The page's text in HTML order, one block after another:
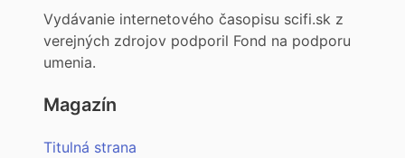
Vydávanie internetového časopisu scifi.sk z
verejných zdrojov podporil Fond na podporu
umenia.
Magazín
Titulná strana